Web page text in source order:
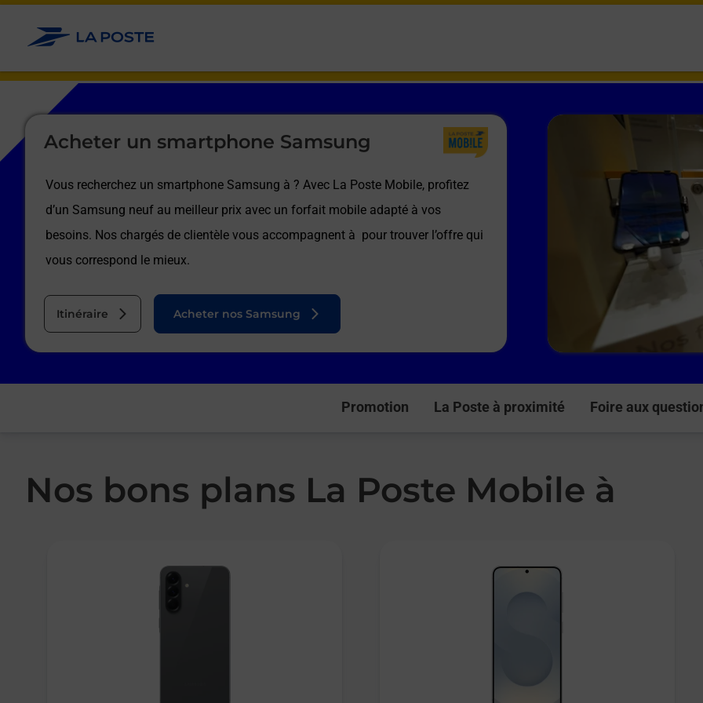
Allez au contenu
Acheter un smartphone Samsung
Vous recherchez un smartphone Samsung à ? Avec La Poste Mobile, profitez
d’un Samsung neuf au meilleur prix avec un forfait mobile adapté à vos
besoins. Nos chargés de clientèle vous accompagnent à pour trouver l’offre qui
vous correspond le mieux.
Itinéraire
Le lien s'ouvre dans un nouvel onglet
Acheter nos Samsung
Promotion La Poste à proximité Foire aux
Nos bons plans La Poste Mobile à
Le lien s'ouvre dans un nouvel onglet
Afficher ou masquer la réponse
Afficher ou masquer la réponse
Afficher ou masquer la réponse
Afficher ou masquer la réponse
Afficher ou masquer la réponse
Afficher ou masquer la réponse